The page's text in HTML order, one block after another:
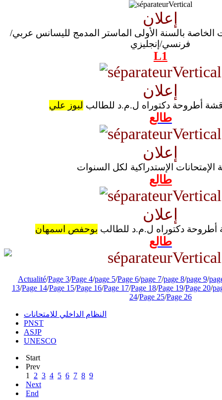
إعلان
الخاصة بالسنة الأولى الماستر المدمج لليسانس عربي/
فرنسي/إنجليزي
L1
إعلان
أطروحة دكتوراه ل.م.د للطالب لبوز علي
طالع
إعلان
طالع
إعلان
أطروحة دكتوراه ل.م.د للطالب بوحفص اسمهان
طالع
Actualité/Page 3/Page 4/page 5/Page 6/page 7/page 8/page 9/
13/Page 14/Page 15/Page 16/Page 17/Page 18/Page 19/Page 20/
24/Page 25/Page 26
النظام الداخلي للامتحانات
PNST
ASJP
UNESCO
Start
Prev
1
2 3 4 5 6 7 8 9
Next
End